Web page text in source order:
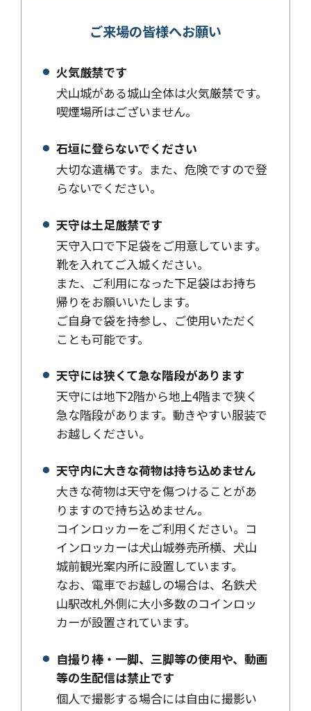
ご来場の皆様へお願い
火気厳禁です
犬山城がある城山全体は火気厳禁です。
喫煙場所はございません。
石垣に登らないでください
大切な遺構です。また、危険ですので登
らないでください。
天守は土足厳禁です
天守入口で下足袋をご用意しています。
靴を入れてご入城ください。
また、ご利用になった下足袋はお持ち
帰りをお願いいたします。
ご自身で袋を持参し、ご使用いただく
ことも可能です。
天守には狭くて急な階段があります
天守には地下2階から地上4階まで狭く
急な階段があります。動きやすい服装で
お越しください。
天守内に大きな荷物は持ち込めません
大きな荷物は天守を傷つけることがあ
りますので持ち込めません。
コインロッカーをご利用ください。コ
インロッカーは犬山城券売所横、犬山
城前観光案内所に設置しています。
なお、電車でお越しの場合は、名鉄犬
山駅改札外側に大小多数のコインロッ
カーが設置されています。
自撮り棒・一脚、三脚等の使用や、動画
等の生配信は禁止です
個人で撮影する場合には自由に撮影い